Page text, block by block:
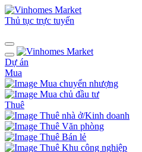
Thủ tục trực tuyến
Dự án
Mua
Mua chuyển nhượng
Mua chủ đầu tư
Thuê
Thuê nhà ở/Kinh doanh
Thuê Văn phòng
Thuê Bán lẻ
Thuê Khu công nghiệp